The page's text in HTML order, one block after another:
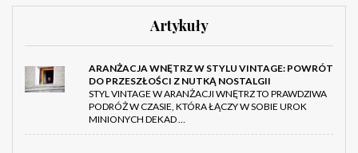
Artykuły
ARANŻACJA WNĘTRZ W STYLU VINTAGE: POWRÓT
DO PRZESZŁOŚCI Z NUTKĄ NOSTALGII
STYL VINTAGE W ARANŻACJI WNĘTRZ TO PRAWDZIWA
PODRÓŻ W CZASIE, KTÓRA ŁĄCZY W SOBIE UROK
MINIONYCH DEKAD …